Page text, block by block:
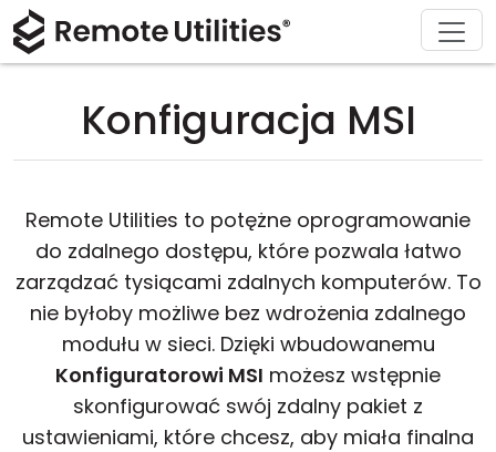
Konfiguracja MSI
Remote Utilities to potężne oprogramowanie
do zdalnego dostępu, które pozwala łatwo
zarządzać tysiącami zdalnych komputerów. To
nie byłoby możliwe bez wdrożenia zdalnego
modułu w sieci. Dzięki wbudowanemu
Konfiguratorowi MSI możesz wstępnie
skonfigurować swój zdalny pakiet z
ustawieniami, które chcesz, aby miała finalna
Produkt
Zabezpieczenia
Informacje o wydaniu
Tryby połączeń
Dostęp bez nadzoru
Wsparcie dla Active Directory
Rozwiązania
Produkcja i handel
Edukacja i rząd
Technologie informacyjne
Pobierz
macOS
iOS/Android
Kup
Asystent licencji
Wsparcie
Dokumentacja
O nas
Agenda prasowa